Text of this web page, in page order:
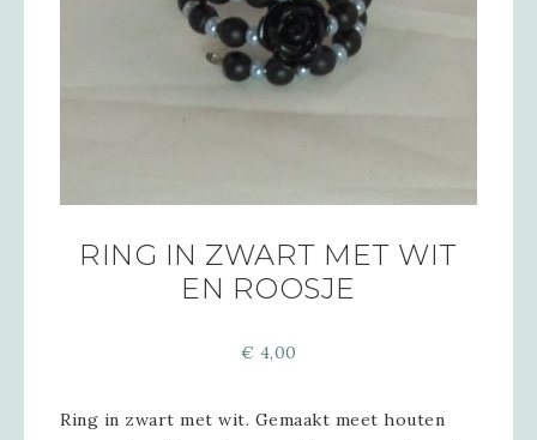
RING IN ZWART MET WIT
EN ROOSJE
€ 4,00
Ring in zwart met wit. Gemaakt meet houten